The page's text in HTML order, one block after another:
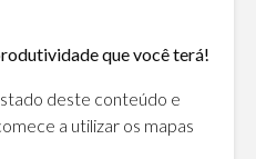
que você terá!
deste conteúdo e
a utilizar os mapas